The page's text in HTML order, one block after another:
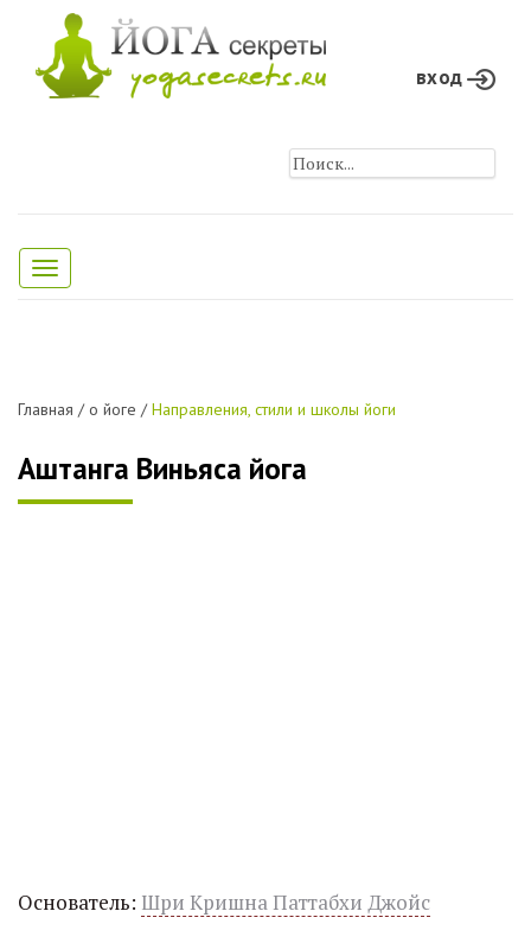
вход
Toggle
navigation
Главная /о йоге /Направления, стили и школы йоги
Аштанга Виньяса йога
Основатель: Шри Кришна Паттабхи Джойс